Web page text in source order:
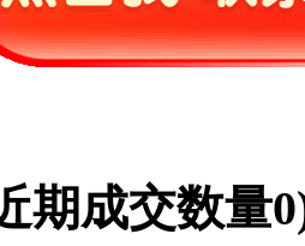
期成交数量0